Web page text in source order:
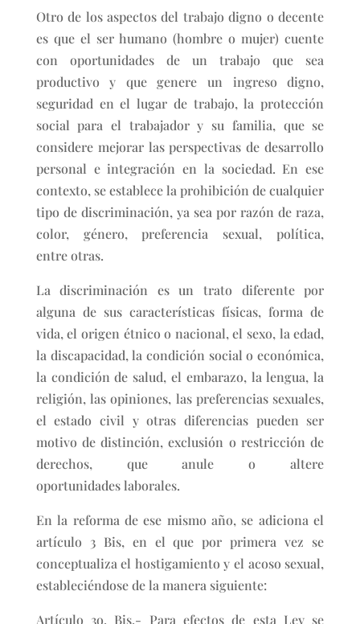
Otro de los aspectos del trabajo digno o decente
es que el ser humano (hombre o mujer) cuente
con oportunidades de un trabajo que sea
productivo y que genere un ingreso digno,
seguridad en el lugar de trabajo, la protección
social para el trabajador y su familia, que se
considere mejorar las perspectivas de desarrollo
personal e integración en la sociedad. En ese
contexto, se establece la prohibición de cualquier
tipo de discriminación, ya sea por razón de raza,
color, género, preferencia sexual, política,
entre otras.
La discriminación es un trato diferente por
alguna de sus características físicas, forma de
vida, el origen étnico o nacional, el sexo, la edad,
la discapacidad, la condición social o económica,
la condición de salud, el embarazo, la lengua, la
religión, las opiniones, las preferencias sexuales,
el estado civil y otras diferencias pueden ser
motivo de distinción, exclusión o restricción de
derechos, que anule o altere
oportunidades laborales.
En la reforma de ese mismo año, se adiciona el
artículo 3 Bis, en el que por primera vez se
conceptualiza el hostigamiento y el acoso sexual,
estableciéndose de la manera siguiente:
Artículo 3o. Bis.- Para efectos de esta Ley se